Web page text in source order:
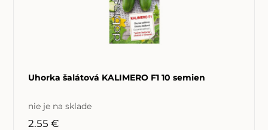
Uhorka šalátová KALIMERO F1 10 semien
nie je na sklade
2.55 €